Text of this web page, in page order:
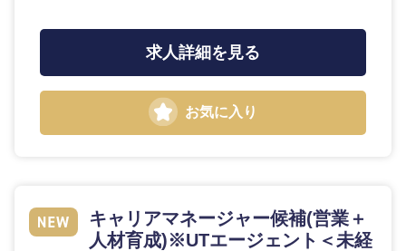
九州・沖縄
求人詳細を見る
お気に入り
キャリアマネージャー候補(営業＋
人材育成)※UTエージェント＜未経